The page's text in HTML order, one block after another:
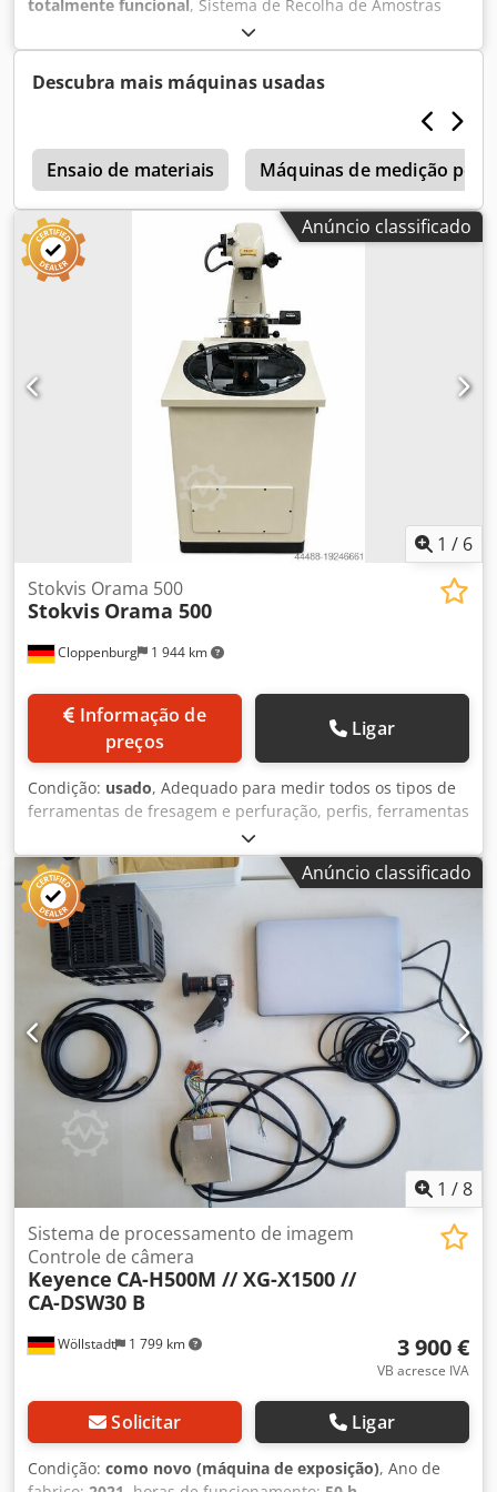
totalmente funcional, Sistema de Recolha de Amostras
MSP 4550 NGI Djdpfjznwrdjx Aa Rekr Disponível e pronto
para envio imediato.
Descubra mais máquinas usadas
Ensaio de materiais Máquinas de medição por
Anúncio classificado
1 / 6
Cloppenburg 1 944 km
Stokvis Orama 500
Stokvis Orama 500
preços
Ligar
Condição: usado, Adequado para medir todos os tipos de
ferramentas de fresagem e perfuração, perfis, ferramentas
de puncionamento, eixos de transmissão e cardan, rolos
de perfil, etc. Djdpfx Aownnwgja Rekr Acessórios: Ajuste da
mesa de medição com display digital Diâmetro da tela: 500
mm Ampliação: 50 e 100 vezes Alcance de rotação da mesa
superior: a. +/- 2 mm Carga conectada aprox.: 230 V / 50 Hz
Dimensões L x P x A aprox.: 1200 x 700 x 1800 mm Peso
aprox.: 400 kg Cor: Cinza claro
Anúncio classificado
1 /8
Wöllstadt 1 799 km
Sistema de processamento de imagem
Controle de câmera
Keyence CA-H500M // XG-X1500 //
CA-DSW30 B
3 900 €
VB acresce IVA
Solicitar Ligar
Condição: como novo (máquina de exposição), Ano de